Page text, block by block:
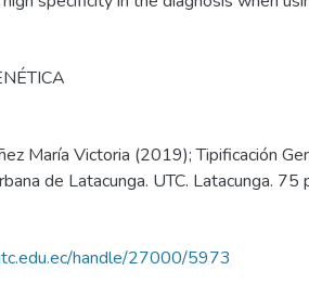
María Victoria (2019); Tipificación
de Latacunga. UTC. Latacunga. 75
handle/27000/5973